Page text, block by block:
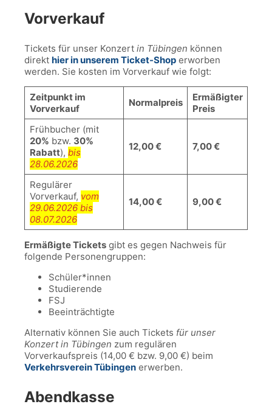
Vorverkauf
Tickets für unser Konzert in Tübingen können
direkt hier in unserem Ticket-Shop erworben
werden. Sie kosten im Vorverkauf wie folgt:
Zeitpunkt im
Vorverkauf
Normalpreis
Ermäßigter
Preis
Frühbucher (mit
20% bzw. 30%
Rabatt), bis
28.06.2026
12,00 € 7,00 €
Regulärer
Vorverkauf, vom
29.06.2026 bis
08.07.2026
14,00 € 9,00 €
Ermäßigte Tickets gibt es gegen Nachweis für
folgende Personengruppen:
Schüler*innen
Studierende
FSJ
Beeinträchtigte
Alternativ können Sie auch Tickets für unser
Konzert in Tübingen zum regulären
Vorverkaufspreis (14,00 € bzw. 9,00 €) beim
Verkehrsverein Tübingen erwerben.
Abendkasse